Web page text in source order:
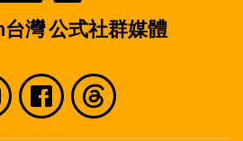
灣 公式社群媒體